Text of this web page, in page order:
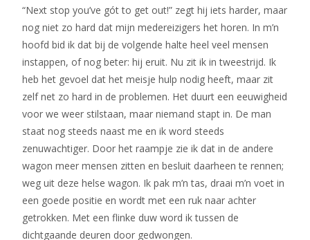
“Next stop you’ve gót to get out!” zegt hij iets harder, maar
nog niet zo hard dat mijn medereizigers het horen. In m’n
hoofd bid ik dat bij de volgende halte heel veel mensen
instappen, of nog beter: hij eruit. Nu zit ik in tweestrijd. Ik
heb het gevoel dat het meisje hulp nodig heeft, maar zit
zelf net zo hard in de problemen. Het duurt een eeuwigheid
voor we weer stilstaan, maar niemand stapt in. De man
staat nog steeds naast me en ik word steeds
zenuwachtiger. Door het raampje zie ik dat in de andere
wagon meer mensen zitten en besluit daarheen te rennen;
weg uit deze helse wagon. Ik pak m’n tas, draai m’n voet in
een goede positie en wordt met een ruk naar achter
getrokken. Met een flinke duw word ik tussen de
dichtgaande deuren door gedwongen.